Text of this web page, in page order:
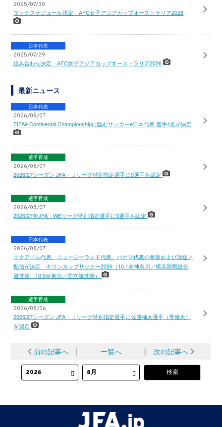
2025/07/30
マッチスケジュール決定 AFC女子アジアカップオーストラリア2026
日本代表
2025/07/29
組み合わせ決定 AFC女子アジアカップオーストラリア2026
最新ニュース
日本代表
2026/08/07
FIFAe Continental Championshipに臨むサッカーe日本代表 選手4名が決定
選手育成
2026/08/07
2026/27シーズン JFA・Ｊリーグ特別指定選手に9選手を認定
選手育成
2026/08/07
2026/27年JFA・WEリーグ特別指定選手に3選手を認定
日本代表
2026/08/07
エクアドル代表、ニュージーランド代表、パナマ代表の参加および放送／
配信が決定 キリンカップサッカー2026（10.1＠神奈川／横浜国際総合
競技場、10.5＠東京／国立競技場）
選手育成
2026/08/06
2026/27シーズン JFA・Ｊリーグ特別指定選手に佐藤柚太選手（専修大）
を認定
前の記事へ │ 一覧へ │ 次の記事へ